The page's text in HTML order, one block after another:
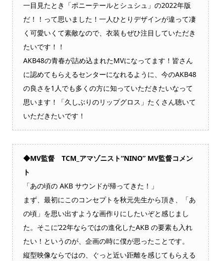
一目見たとき「ポニーテールとシュシュ」の2022年版
だ！！って思いました！一人ひとりデザインが違って凄
く可愛いくて素敵なので、衣装もぜひ注目していただき
たいです！！
AKB48の青春が詰め込まれたMVになってます！皆さん
に認めてもらえるセンターになれるように、今のAKB48
の良さを1人でも多くの方に知っていただきたいなって
思います！「久しぶりのリップグロス」たくさん聴いて
いただきたいです！
◆MV監督 TCM_アマゾニスト“NINO” MV監督コメン
ト
「あの頃の AKB サウンドが帰ってきた！」
まず、最初にこのコンセプトを秋元先生から頂き、「あ
の頃」を思い出すような画作りにしたいぞと感じまし
た。そこに’22年ならではの進化したAKB の要素も入れ
たい！というのが、企画の時に僕が思ったことです。
縦型映像ならではの、ぐっと近い距離を感じてもらえる